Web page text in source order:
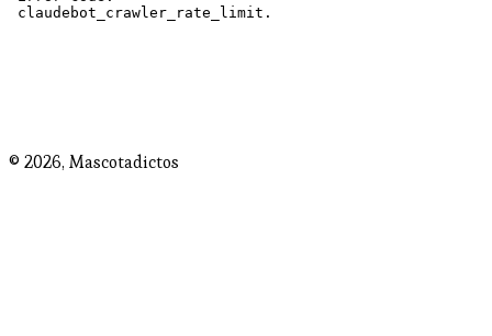
© 2026, Mascotadictos